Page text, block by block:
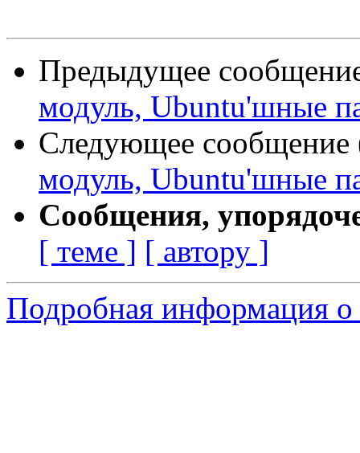
Предыдущее
модуль, Ubuntu'шные
Следующее сообщение
модуль, Ubuntu'шные
Сообщения,
[ теме ] [ автору ]
Подробная информация